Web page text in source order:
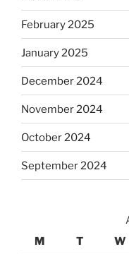
February 2025
January 2025
December 2024
November 2024
October 2024
September 2024
M
T W